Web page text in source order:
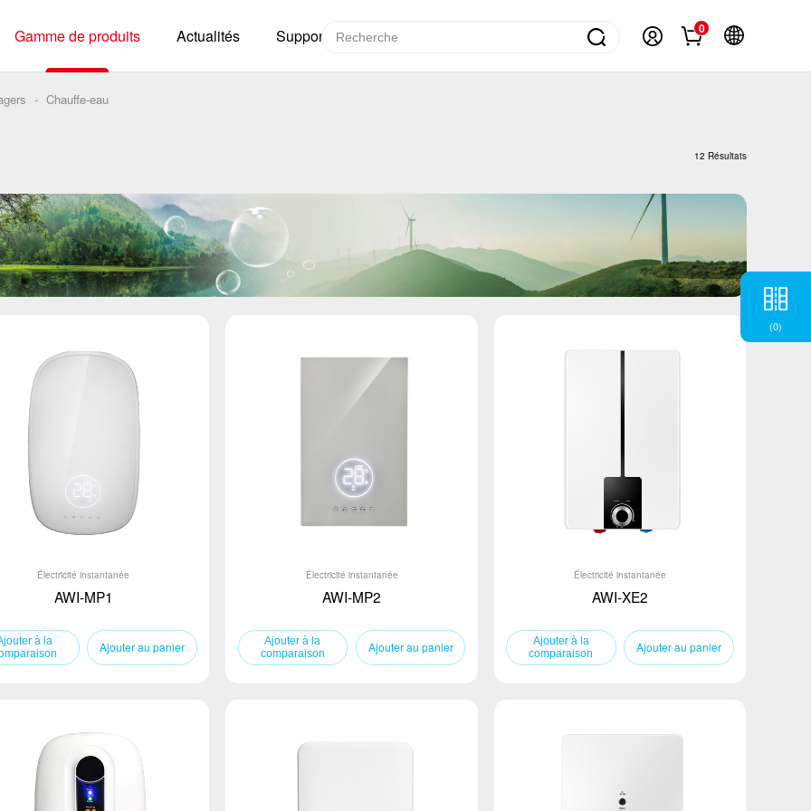
Structure mondiale
Gamme de produits
chargé dans un véhicule
Réfrigérateurs
Climatiseur
Machines à laver
Petits appareils électroménagers
Actualités Support Nous contacter 0
- Chauffe-eau
12 Résultats
Électricité instantanée
AWI-MP1
Ajouter au panier
Électricité instantanée
AWI-MP2
Ajouter au panier
Électricité instantanée
AWI-XE2
Ajouter au panier
(0)